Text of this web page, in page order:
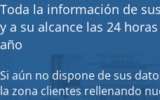
Toda la información de
y a su alcance las 24
año
Si aún no dispone de sus
la zona clientes rellenando